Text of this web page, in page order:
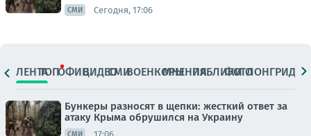
СМИ Сегодня, 17:06
ЛЕНТАТОПОФИЦ.ВИДЕОСМИВОЕНКОРЫМНЕНИЯПАБЛИКИ
ФОТОЛОНГРИДЫ
Бункеры разносят в щепки: жесткий ответ за
атаку Крыма обрушился на Украину
17:06